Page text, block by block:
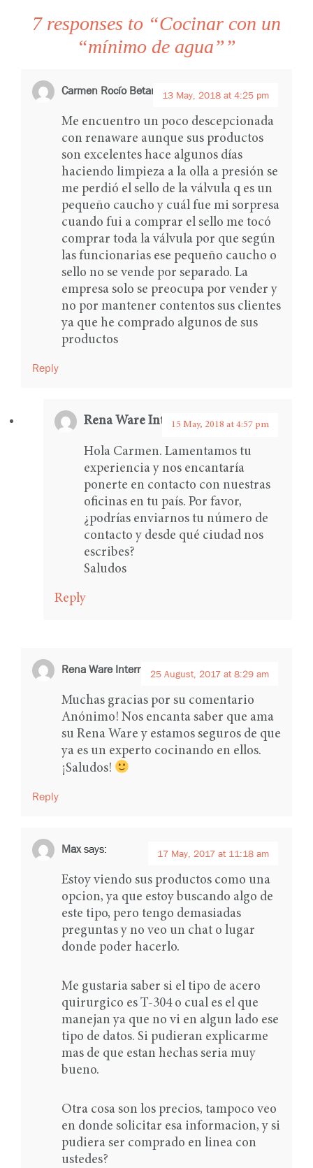
7 responses to “Cocinar con un
“mínimo de agua””
Carmen Rocío Betancourt says:
13 May, 2018 at 4:25 pm
Me encuentro un poco descepcionada
con renaware aunque sus productos
son excelentes hace algunos días
haciendo limpieza a la olla a presión se
me perdió el sello de la válvula q es un
pequeño caucho y cuál fue mi sorpresa
cuando fui a comprar el sello me tocó
comprar toda la válvula por que según
las funcionarias ese pequeño caucho o
sello no se vende por separado. La
empresa solo se preocupa por vender y
no por mantener contentos sus clientes
ya que he comprado algunos de sus
productos
Reply
Rena Ware International says:
15 May, 2018 at 4:57 pm
Hola Carmen. Lamentamos tu
experiencia y nos encantaría
ponerte en contacto con nuestras
oficinas en tu país. Por favor,
¿podrías enviarnos tu número de
contacto y desde qué ciudad nos
escribes?
Saludos
Reply
Rena Ware International says:
25 August, 2017 at 8:29 am
Muchas gracias por su comentario
Anónimo! Nos encanta saber que ama
su Rena Ware y estamos seguros de que
ya es un experto cocinando en ellos.
¡Saludos!
Reply
Maxsays: 17 May, 2017 at 11:18 am
Estoy viendo sus productos como una
opcion, ya que estoy buscando algo de
este tipo, pero tengo demasiadas
preguntas y no veo un chat o lugar
donde poder hacerlo.
Me gustaria saber si el tipo de acero
quirurgico es T-304 o cual es el que
manejan ya que no vi en algun lado ese
tipo de datos. Si pudieran explicarme
mas de que estan hechas seria muy
bueno.
Otra cosa son los precios, tampoco veo
en donde solicitar esa informacion, y si
pudiera ser comprado en linea con
ustedes?